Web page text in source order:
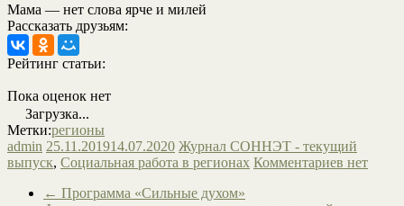
Мама — нет слова ярче и милей
Рассказать друзьям:
Рейтинг статьи:
Пока оценок нет
Загрузка...
Метки:регионы
admin 25.11.201914.07.2020 Журнал СОННЭТ - текущий
выпуск, Социальная работа в регионах Комментариев нет
← Программа «Сильные духом»